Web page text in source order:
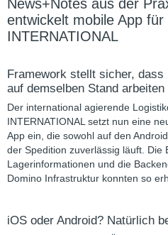
News+Notes aus der
entwickelt mobile App für
INTERNATIONAL
Framework stellt sicher, dass
auf demselben Stand arbeiten
Der international agierende
INTERNATIONAL setzt nun eine
App ein, die sowohl auf den
der Spedition zuverlässig läuft. Die
Lagerinformationen und die
Domino Infrastruktur konnten so
iOS oder Android? Natürlich